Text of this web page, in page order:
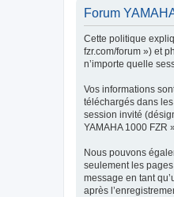
Forum
Cette politique
fzr.com/forum ») et
n’importe quelle
Vos informations
téléchargés dans
session invité
YAMAHA 1000 FZR
Nous pouvons
seulement les
message en tant
après